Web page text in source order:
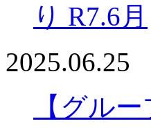
り R7.6月
2025.06.25
【グル